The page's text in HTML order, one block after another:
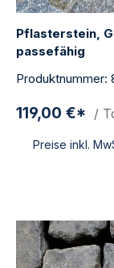
Pflasterstein,
passefähig
Produktnummer:
119,00 €* /
Preise inkl.